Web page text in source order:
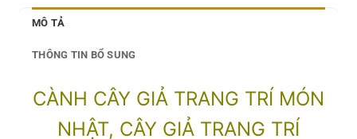
MÔ TẢ
THÔNG TIN BỔ SUNG
CÀNH CÂY GIẢ TRANG TRÍ MÓN
NHẬT, CÂY GIẢ TRANG TRÍ